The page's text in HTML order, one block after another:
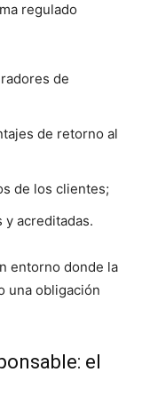
regulado
de
de retorno al
de los clientes;
acreditadas.
entorno donde la
una obligación
el